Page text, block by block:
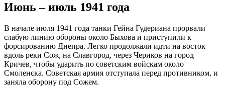
Июнь – июль 1941 года
В начале июля 1941 года танки Гейна Гудериана прорвали
слабую линию обороны около Быхова и приступили к
форсированию Днепра. Легко продолжали идти на восток
вдоль реки Сож, на Славгород, через Чериков на город
Кричев, чтобы ударить по советским войскам около
Смоленска. Советская армия отступала перед противником, и
заняла оборону под Сожем.